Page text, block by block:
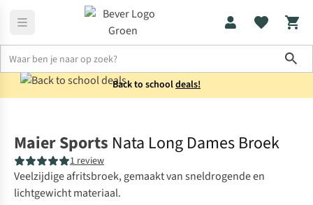
Back to schooldeals!
Maier Sports Nata Long Dames Broek
1 review
Veelzijdige afritsbroek, gemaakt van sneldrogende en
lichtgewicht materiaal.